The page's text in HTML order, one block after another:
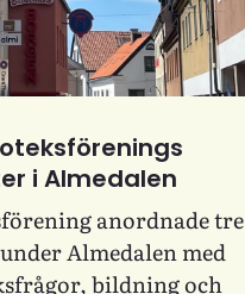
i Almedalen
anordnade tre
Almedalen med
bildning och